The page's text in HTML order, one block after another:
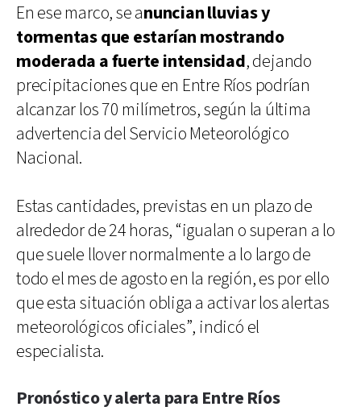
En ese marco, se anuncian lluvias y
tormentas que estarían mostrando
moderada a fuerte intensidad, dejando
precipitaciones que en Entre Ríos podrían
alcanzar los 70 milímetros, según la última
advertencia del Servicio Meteorológico
Nacional.
Estas cantidades, previstas en un plazo de
alrededor de 24 horas, “igualan o superan a lo
que suele llover normalmente a lo largo de
todo el mes de agosto en la región, es por ello
que esta situación obliga a activar los alertas
meteorológicos oficiales”, indicó el
especialista.
Pronóstico y alerta para Entre Ríos